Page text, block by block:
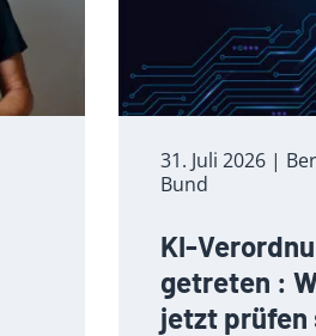
31. Juli 2026 |
Bund
KI-
getreten :
jetzt prüfen